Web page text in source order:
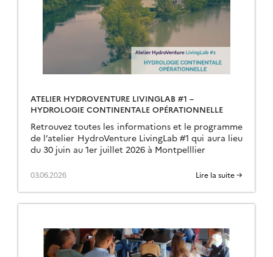
ATELIER HYDROVENTURE LIVINGLAB #1 –
HYDROLOGIE CONTINENTALE OPÉRATIONNELLE
Retrouvez toutes les informations et le programme
de l’atelier HydroVenture LivingLab #1 qui aura lieu
du 30 juin au 1er juillet 2026 à Montpelllier
03.06.2026 Lire la suite →